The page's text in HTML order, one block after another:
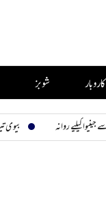
کاروبار شوبز
بیوی تیری، نظارہ سب کا